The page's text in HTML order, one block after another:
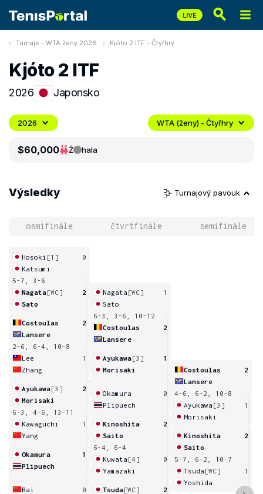
Turnaje - WTA ženy 2026 Kjóto 2 ITF - Čtyřhry
Kjóto 2 ITF
2026 Japonsko
2026 WTA (ženy) - Čtyřhry
$60,000 Ž hala
Výsledky Turnajový pavouk
osmifinále čtvrtfinále semifinále
Hosoki [1]
0
Katsumi
5-7, 3-6
Nagata[WC]
2
Sato
Costoulas
2
Lansere
2-6, 6-4, 10-8
Lee
1
Zhang
Ayukawa[3]
2
Morisaki
6-3, 4-6, 13-11
Kawaguchi
1
Yang
Okamura
1
Plipuech
Bai
0
Nagata [WC]
1
Sato
6-3, 3-6, 10-12
Costoulas
2
Lansere
Ayukawa[3]
1
Morisaki
Okamura
0
Plipuech
Kinoshita
2
Saito
6-4, 6-4
Kuwata [4]
0
Yamazaki
Tsuda[WC]
2
Costoulas
2
Lansere
4-6, 6-2, 10-8
Ayukawa [3]
1
Morisaki
Kinoshita
2
Saito
5-7, 6-2, 10-7
Tsuda [WC]
1
Yoshida